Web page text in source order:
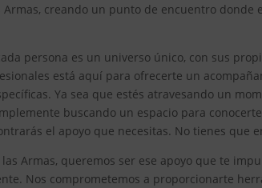
Armas, creando un punto de encuentro
persona es un universo único, con sus
está aquí para ofrecerte un
Ya sea que estés atravesando un
buscando un espacio para
el apoyo que necesitas. No tienes que
las Armas, queremos ser ese apoyo que te
Nos comprometemos a proporcionarte